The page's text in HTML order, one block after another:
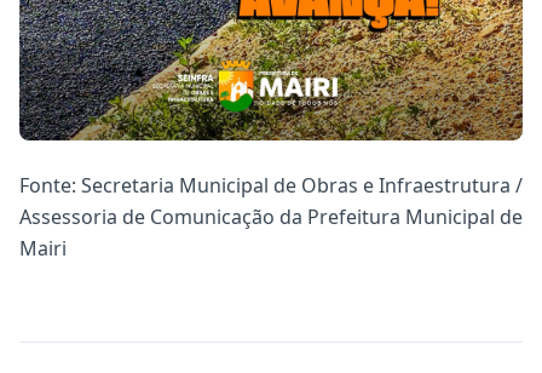
Fonte: Secretaria Municipal de Obras e Infraestrutura /
Assessoria de Comunicação da Prefeitura Municipal de
Mairi